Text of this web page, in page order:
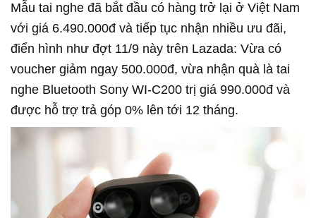
Mẫu tai nghe đã bắt đầu có hàng trở lại ở Việt Nam
với giá 6.490.000đ và tiếp tục nhận nhiều ưu đãi,
điển hình như đợt 11/9 này trên Lazada: Vừa có
voucher giảm ngay 500.000đ, vừa nhận quà là tai
nghe Bluetooth Sony WI-C200 trị giá 990.000đ và
được hỗ trợ trả góp 0% lên tới 12 tháng.